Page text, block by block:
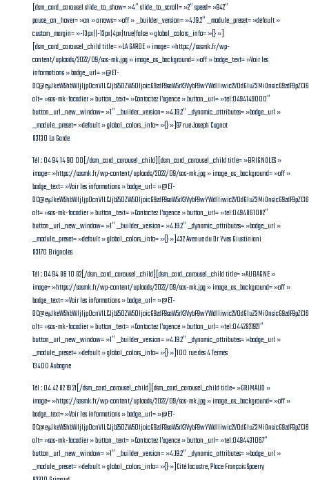
[dsm_card_carousel slide_to_show= »4″ slide_to_scroll= »2″ speed= »942″
pause_on_hover= »on » arrows= »off » _builder_version= »4.19.2″ _module_preset= »default »
custom_margin= »-13px||-13px|4px|true|false » global_colors_info= »{} »]
[dsm_card_carousel_child title= »LA GARDE » image= »https://sasmk.fr/wp-
content/uploads/2022/09/sas-mk.jpg » image_as_background= »off » badge_text= »Voir les
informations » badge_url= »@ET-
alt= »sas-mk-facadier » button_text= »Contactez l’agence » button_url= »tel:0494149000″
button_url_new_window= »1″ _builder_version= »4.19.2″ _dynamic_attributes= »badge_url »
_module_preset= »default » global_colors_info= »{} »]97 rue Joseph Cugnot
83130 La Garde
Tél : 04 94 14 90 00[/dsm_card_carousel_child][dsm_card_carousel_child title= »BRIGNOLES »
image= »https://sasmk.fr/wp-content/uploads/2022/09/sas-mk.jpg » image_as_background= »off »
badge_text= »Voir les informations » badge_url= »@ET-
alt= »sas-mk-facadier » button_text= »Contactez l’agence » button_url= »tel:0494861082″
button_url_new_window= »1″ _builder_version= »4.19.2″ _dynamic_attributes= »badge_url »
_module_preset= »default » global_colors_info= »{} »]432 Avenue du Dr Yves Giustiniani
83170 Brignoles
Tél : 04 94 86 10 82[/dsm_card_carousel_child][dsm_card_carousel_child title= »AUBAGNE »
image= »https://sasmk.fr/wp-content/uploads/2022/09/sas-mk.jpg » image_as_background= »off »
badge_text= »Voir les informations » badge_url= »@ET-
alt= »sas-mk-facadier » button_text= »Contactez l’agence » button_url= »tel:0442821921″
button_url_new_window= »1″ _builder_version= »4.19.2″ _dynamic_attributes= »badge_url »
_module_preset= »default » global_colors_info= »{} »]100 rue des 4 Termes
13400 Aubagne
Tél : 04 42 82 19 21[/dsm_card_carousel_child][dsm_card_carousel_child title= »GRIMAUD »
image= »https://sasmk.fr/wp-content/uploads/2022/09/sas-mk.jpg » image_as_background= »off »
badge_text= »Voir les informations » badge_url= »@ET-
alt= »sas-mk-facadier » button_text= »Contactez l’agence » button_url= »tel:0494431067″
button_url_new_window= »1″ _builder_version= »4.19.2″ _dynamic_attributes= »badge_url »
_module_preset= »default » global_colors_info= »{} »]Cité lacustre, Place François Spoerry